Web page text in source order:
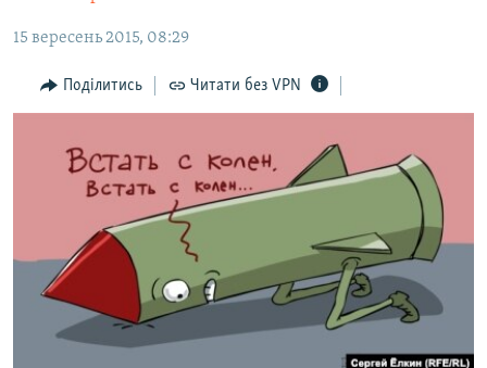
Перейти
пошуку
БЛОГИ
ПОГЛЯД
ІНТЕРВ'Ю
СПЕЦПРОЕКТИ
ДЕПОРТАЦІЯ
ВІДЕОУРОКИ «ELIFBE»
СВІДЧЕННЯ ОКУПАЦІЇ
УКРАЇНСЬКА ПРОБЛЕМА КРИМУ
ЯК ОБІЙТИ БЛОКУВАННЯ
Русский
Qırımtatar
15 вересень 2015, 08:29
Поділитись Читати без VPN